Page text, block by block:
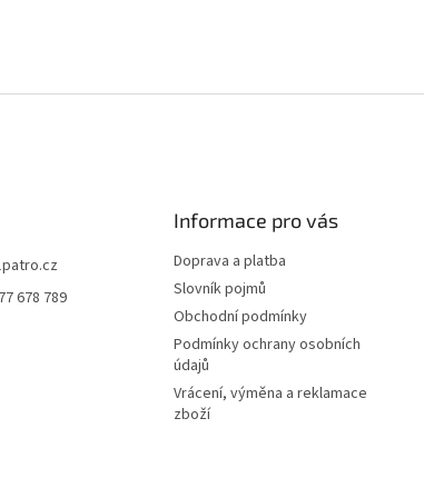
678 789
Informace pro vás
Doprava a platba
Slovník pojmů
Obchodní podmínky
Podmínky ochrany osobních
údajů
Vrácení, výměna a reklamace
zboží